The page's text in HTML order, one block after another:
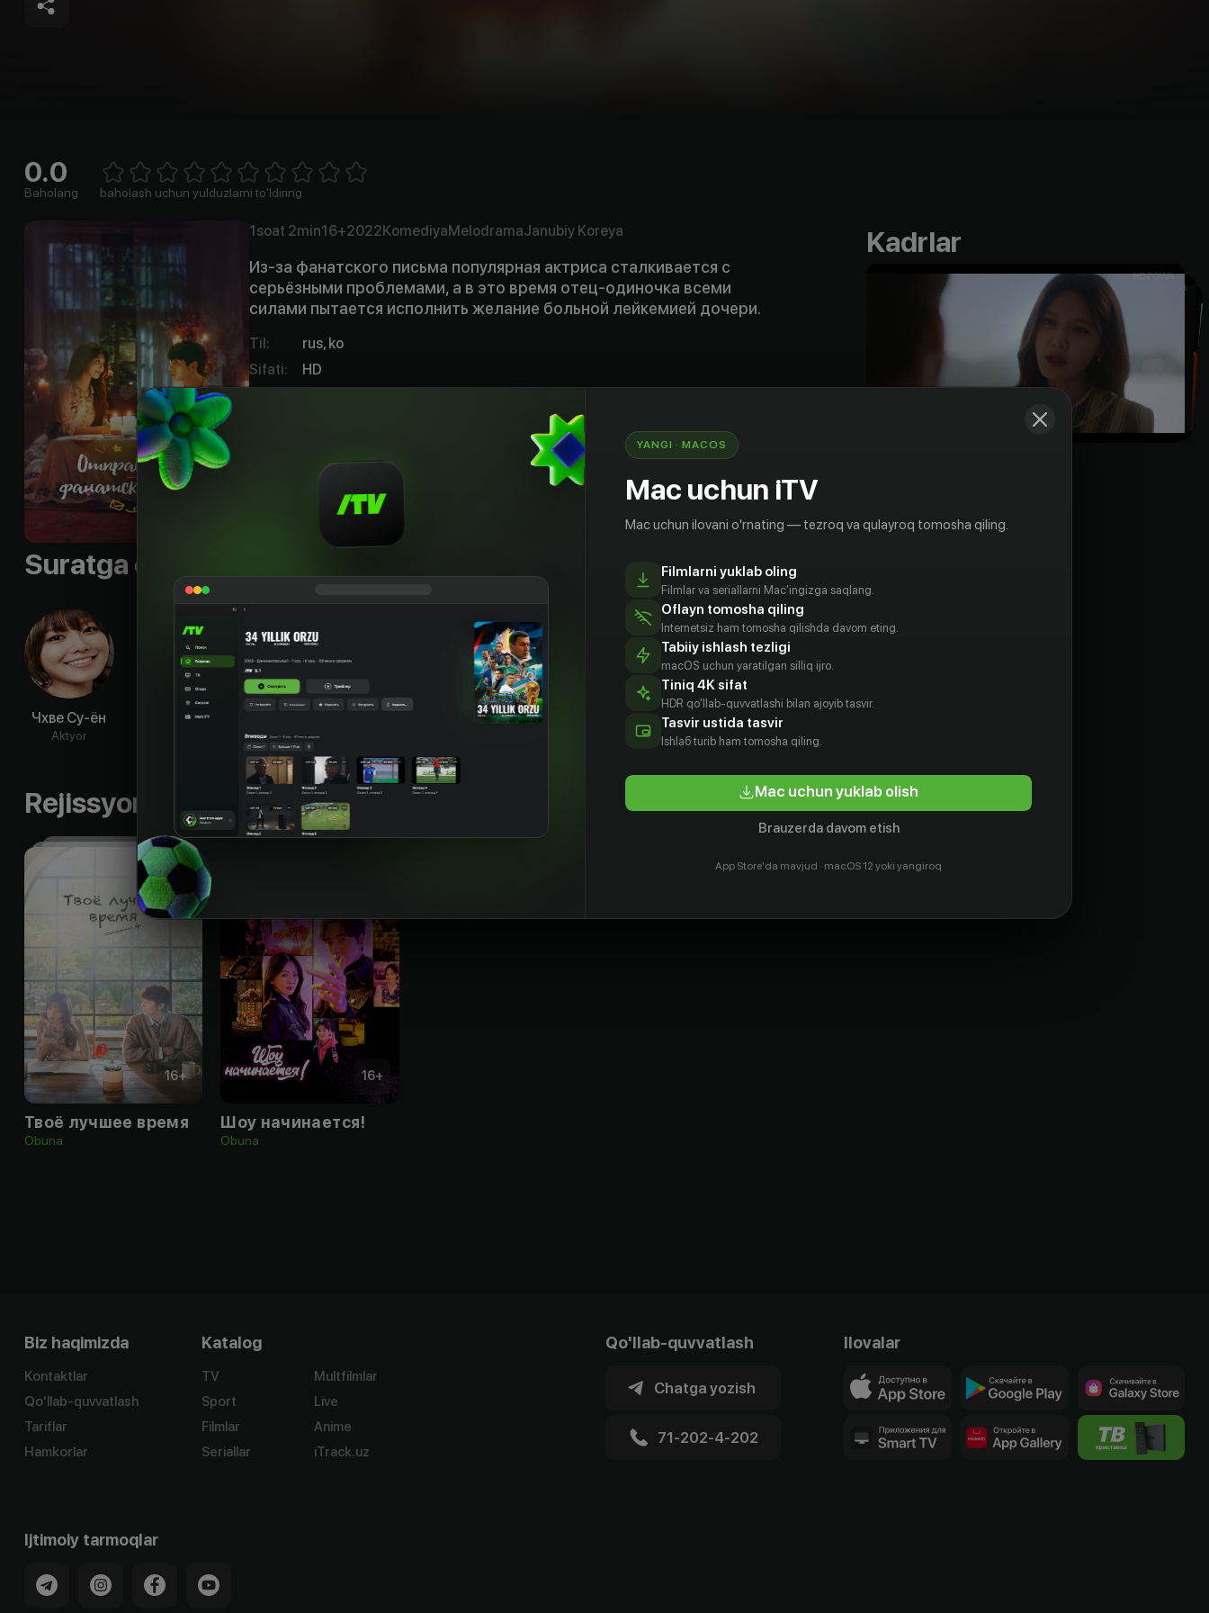
0.0
Baholang 1 Star2 Stars3 Stars4 Stars5 Stars6 Stars7 Stars8 Stars
baholash uchun yulduzlarni to'ldiring
1soat 2min16+2022KomediyaMelodramaJanubiy Koreya
Из-за фанатского письма популярная актриса сталкивается с
серьёзными проблемами, а в это время отец-одиночка всеми
силами пытается исполнить желание больной лейкемией дочери.
Til:
rus, ko
Sifati: HD
Kadrlar
Suratga olish guruhi
Чхве Су-ён
Aktyor
Юн Пак
Aktyor
Кан Да-хён
Aktyor
Чон Ин-джи
Aktyor
Rejissyorning boshqa ishlari
16+
Твоё лучшее время
Obuna
16+
Шоу начинается!
Obuna
Biz haqimizda
Kontaktlar
Qo'llab-quvvatlash
Tariflar
Hamkorlar
Katalog
TV
Sport
Filmlar
Seriallar
Multfilmlar
Live
Anime
iTrack.uz
Qo'llab-quvvatlash
Chatga yozish
71-202-4-202
Ilovalar
Ijtimoiy tarmoqlar
YANGI · MACOS
Mac uchun iTV
Mac uchun ilovani o'rnating — tezroq va qulayroq tomosha qiling.
Filmlarni yuklab oling
Filmlar va seriallarni Mac'ingizga saqlang.
Oflayn tomosha qiling
Internetsiz ham tomosha qilishda davom eting.
Tabiiy ishlash tezligi
macOS uchun yaratilgan silliq ijro.
Tiniq 4K sifat
HDR qo'llab-quvvatlashi bilan ajoyib tasvir.
Tasvir ustida tasvir
Ishlаб turib ham tomosha qiling.
Mac uchun yuklab olish
Brauzerda davom etish
App Store'da mavjud · macOS 12 yoki yangiroq